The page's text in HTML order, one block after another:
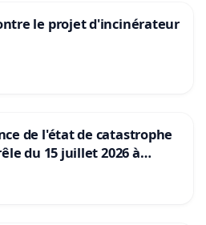
le projet d'incinérateur
de l'état de catastrophe
du 15 juillet 2026 à